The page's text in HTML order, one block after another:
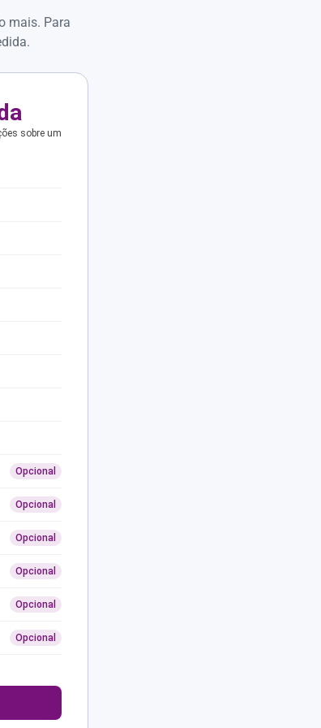
mais. Para
sobre um
Opcional
Opcional
Opcional
Opcional
Opcional
Opcional